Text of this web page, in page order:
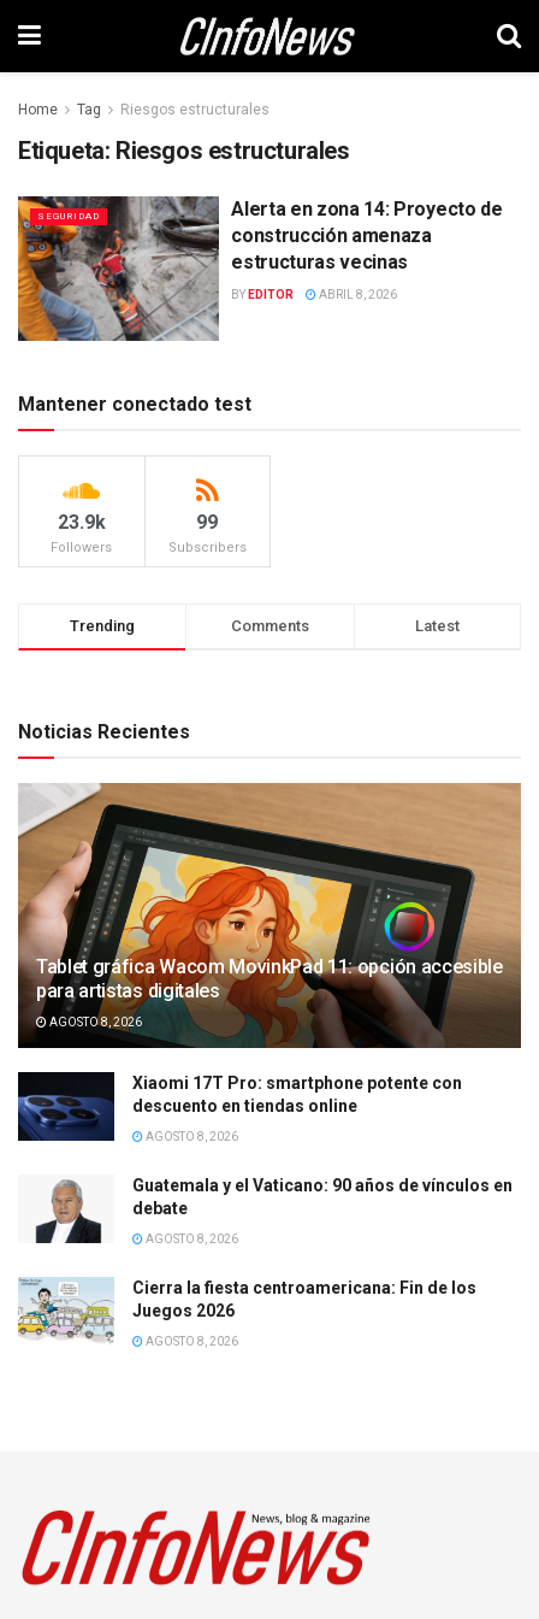
Home Tag Riesgos estructurales
Etiqueta: Riesgos estructurales
SEGURIDAD
Alerta en zona 14: Proyecto de
construcción amenaza
estructuras vecinas
BY EDITOR ABRIL 8, 2026
Mantener conectado test
23.9k
Followers
99
Subscribers
Trending Comments Latest
Noticias Recientes
Tablet gráfica Wacom MovinkPad 11: opción accesible
para artistas digitales
AGOSTO 8, 2026
Xiaomi 17T Pro: smartphone potente con
descuento en tiendas online
AGOSTO 8, 2026
Guatemala y el Vaticano: 90 años de vínculos en
debate
AGOSTO 8, 2026
Cierra la fiesta centroamericana: Fin de los
Juegos 2026
AGOSTO 8, 2026